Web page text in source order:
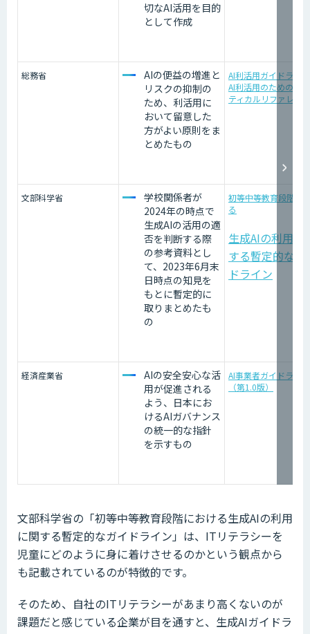
切なAI活用を目的
として作成
総務省
AIの便益の増進と
リスクの抑制の
ため、利活用に
おいて留意した
方がよい原則をま
とめたもの
AI利活用ガイドライ
AI利活用のためのプ
ティカルリファレン
文部科学省
学校関係者が
2024年の時点で
⽣成AIの活⽤の適
否を判断する際
の参考資料とし
て、2023年6⽉末
⽇時点の知⾒を
もとに暫定的に
取りまとめたも
の
初等中等教育段階に
る
生成AIの利用に
する暫定的なガ
ドライン
経済産業省
AIの安全安心な活
用が促進される
よう、日本にお
けるAIガバナンス
の統一的な指針
を示すもの
AI事業者ガイドライン
（第1.0版）
文部科学省の「初等中等教育段階における生成AIの利用
に関する暫定的なガイドライン」は、ITリテラシーを
児童にどのように身に着けさせるのかという観点から
も記載されているのが特徴的です。
そのため、自社のITリテラシーがあまり高くないのが
課題だと感じている企業が目を通すと、生成AIガイドラ